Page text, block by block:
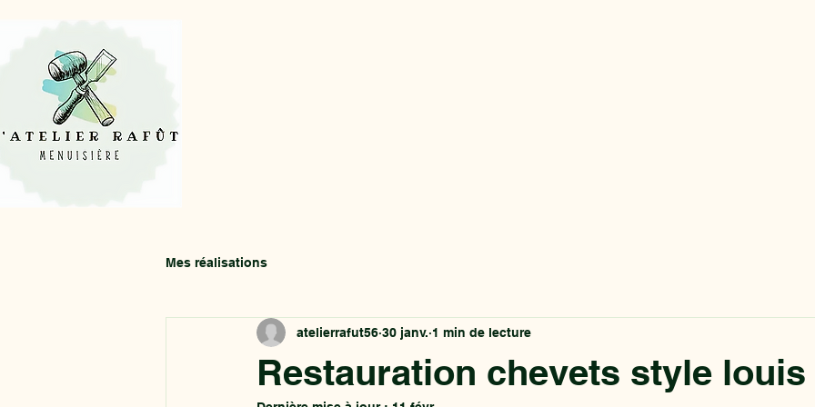
Mes réalisations
Restauration chevets style louis
atelierrafut56 30 janv. 1 min de lecture